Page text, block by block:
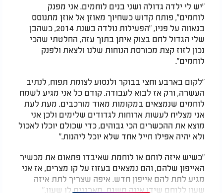
"יש לי ילדה גדולה ושני בנים לוחמים. אני מפנק
לוחמים", פותח קדוש כשחיוך מאוזן אל אוזן מתנוסס
בגאווה על פניו, "הפעילות נולדה בשנת 2014, כשהבן
שלי הגדול לחם בצוק איתן בתוך עזה, החלטתי שהכי
נכון לזוז קצת מכורסת הנוחות שלנו ולצאת ולפנק
לוחמים".
"לקום בארבע וחצי בבוקר ולנסוע לצומת תפוח, לנתיב
העשרה, ורק אז לבוא לעבודה. קודם כל אני מגיע לשמח
לוחמים שנמצאים במקומות מאוד מורכבים. מעת לעת
אני מצליח לעשות ארוחות לגדודים שלימים ולכן אני
מוצא את ההכשרים הכי גבוהים, כדי שכולם יוכלו לאכול
ולא יהיה אפילו חייל אחד שלא יוכל ליהנות."
"כשיש איזה לוחם או לוחמת שאיבדו פתאום את מכשיר
האייפון שלהם, והם נמצאים בעזוז על קו מצרים, אז אני
מגיע לתת להם אייפון חדש. איפה שצריך לתת איזה
שעון ללוחם שידו אינה משגת, מארגנים לו שעון."